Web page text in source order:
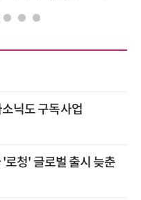
닉도 구독사업
로청' 글로벌 출시 늦춘